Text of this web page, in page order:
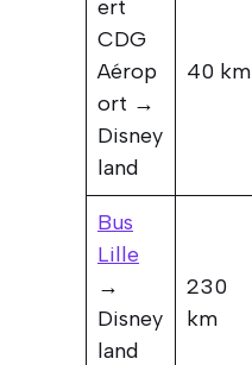
ert
CDG
Aérop
ort →
Disney
land
40 km
Bus
Lille
→
Disney
land
230
km